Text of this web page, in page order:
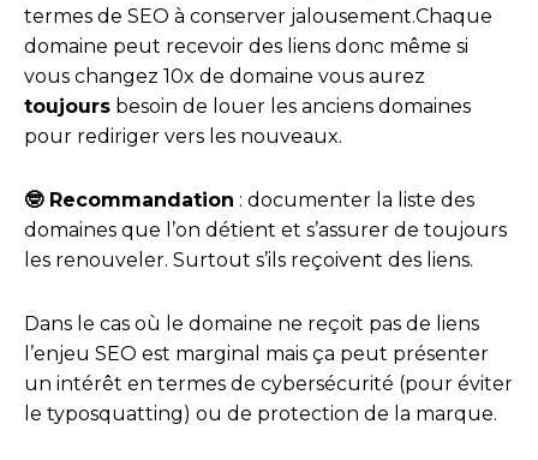
termes de SEO à conserver jalousement.Chaque
domaine peut recevoir des liens donc même si
vous changez 10x de domaine vous aurez
toujoursbesoin de louer les anciens domaines
pour rediriger vers les nouveaux.
🤓 Recommandation : documenter la liste des
domaines que l’on détient et s’assurer de toujours
les renouveler. Surtout s’ils reçoivent des liens.
Dans le cas où le domaine ne reçoit pas de liens
l’enjeu SEO est marginal mais ça peut présenter
un intérêt en termes de cybersécurité (pour éviter
le typosquatting) ou de protection de la marque.